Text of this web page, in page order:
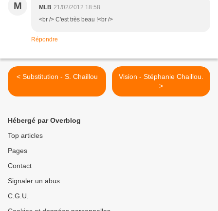
M MLB 21/02/2012 18:58
<br /> C'est très beau !<br />
Répondre
< Substitution - S. Chaillou
Vision - Stéphanie Chaillou.
>
Hébergé par Overblog
Top articles
Pages
Contact
Signaler un abus
C.G.U.